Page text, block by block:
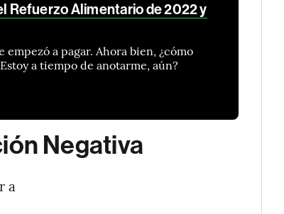
Refuerzo Alimentario de 2022 y
empezó a pagar. Ahora bien, ¿cómo
a tiempo de anotarme, aún?
Negativa
a